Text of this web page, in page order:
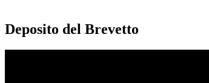
Deposito del Brevetto